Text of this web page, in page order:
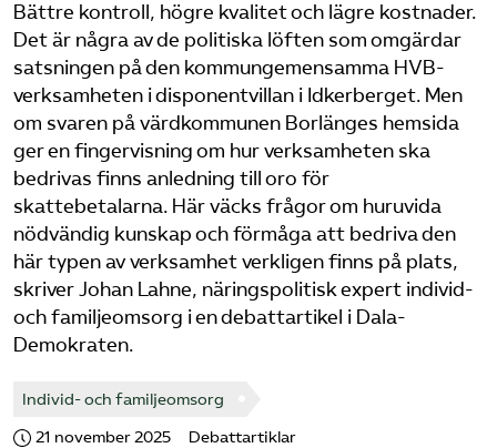
Logga in på Arbetsgivarguiden
Sök på vardforetagarna.se
Press
In English
Bättre kontroll, högre kvalitet och lägre kostnader.
Det är några av de politiska löften som omgärdar
satsningen på den kommungemensamma HVB-
verksamheten i disponentvillan i Idkerberget. Men
om svaren på värdkommunen Borlänges hemsida
ger en fingervisning om hur verksamheten ska
bedrivas finns anledning till oro för
skattebetalarna. Här väcks frågor om huruvida
nödvändig kunskap och förmåga att bedriva den
här typen av verksamhet verkligen finns på plats,
skriver Johan Lahne, näringspolitisk expert individ-
och familjeomsorg i en debattartikel i Dala-
Demokraten.
Individ- och familjeomsorg
21 november 2025 Debattartiklar